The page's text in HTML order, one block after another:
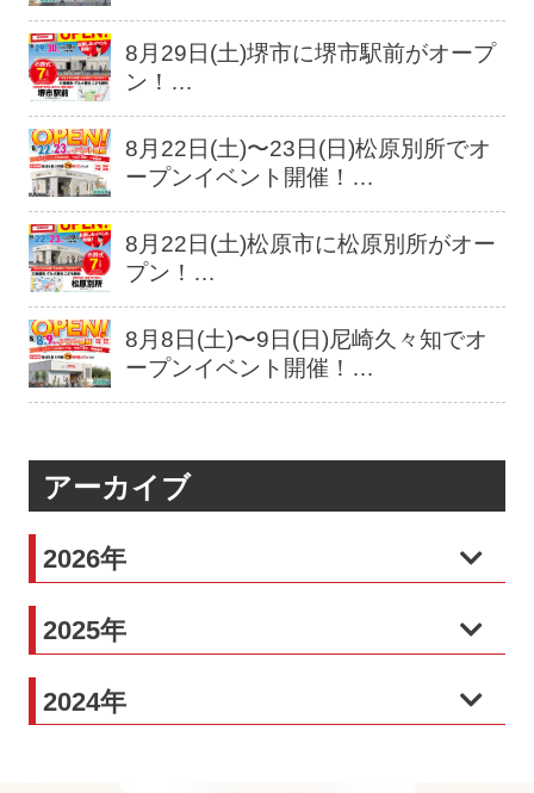
8月29日(土)堺市に堺市駅前がオープ
ン！…
8月22日(土)〜23日(日)松原別所でオ
ープンイベント開催！…
8月22日(土)松原市に松原別所がオー
プン！…
8月8日(土)〜9日(日)尼崎久々知でオ
ープンイベント開催！…
アーカイブ
2026年
2025年
2024年